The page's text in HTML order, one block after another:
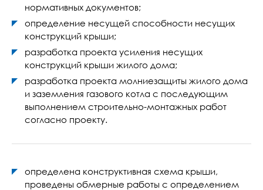
нормативных документов;
определение несущей способности несущих
конструкций крыши;
разработка проекта усиления несущих
конструкций крыши жилого дома;
разработка проекта молниезащиты жилого дома
и заземления газового котла с последующим
выполнением строительно-монтажных работ
согласно проекту.
определена конструктивная схема крыши,
проведены обмерные работы с определением